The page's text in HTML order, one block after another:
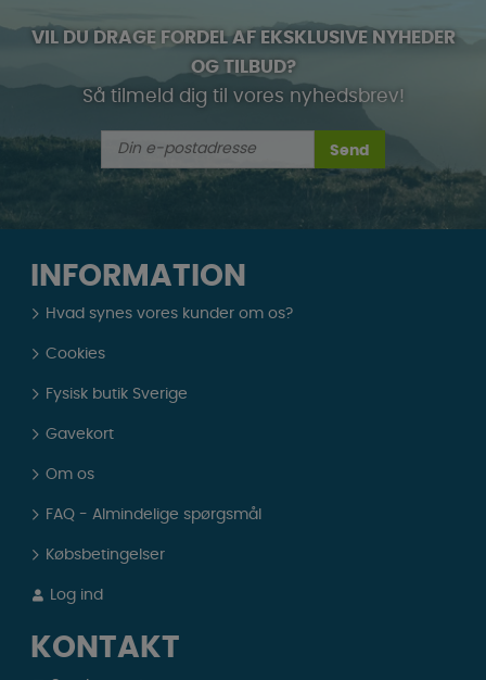
VIL DU DRAGE FORDEL AF EKSKLUSIVE NYHEDER
OG TILBUD?
Så tilmeld dig til vores nyhedsbrev!
Send
INFORMATION
Hvad synes vores kunder om os?
Cookies
Fysisk butik Sverige
Gavekort
Om os
FAQ - Almindelige spørgsmål
Købsbetingelser
Log ind
KONTAKT